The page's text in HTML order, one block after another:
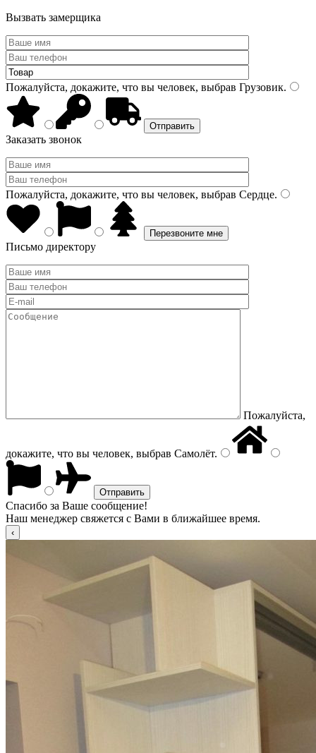
Вызвать замерщика
Пожалуйста, докажите, что вы человек, выбрав Грузовик.
Заказать звонок
Пожалуйста, докажите, что вы человек, выбрав Сердце.
Письмо директору
Пожалуйста,
докажите, что вы человек, выбрав Самолёт.
Спасибо за Ваше сообщение!
Наш менеджер свяжется с Вами в ближайшее время.